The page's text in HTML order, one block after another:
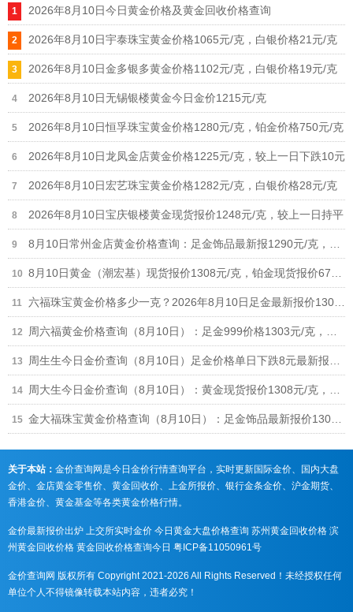
2026年8月10日今日黄金价格及黄金回收价格查询
2026年8月10日宇泰珠宝黄金价格1065元/克，白银价格21元/克
2026年8月10日金多银多黄金价格1102元/克，白银价格19元/克
2026年8月10日无锡银楼黄金今日金价1215元/克
2026年8月10日恒孚珠宝黄金价格1280元/克，铂金价格750元/克
2026年8月10日龙凤金店黄金价格1225元/克，较上一日下跌10元
2026年8月10日宏艺珠宝黄金价格1282元/克，白银价格28元/克
2026年8月10日宝庆银楼黄金现货报价1248元/克，较上一日持平
关于本站： 金价查询网是今日金价行情查询平台，实时更新国际金价、国内大盘
金价、金店黄金零售价、黄金回收价、上金所报价、银行金条金价、沪金期货、
香港金价、黄金基金等各类黄金价格行情。
金价最新报价出炉 上交所实时金价 今日黄金大盘价格查询 苏州黄金回收价格 滨
州黄金回收价格 黄金回收价格查询今日 粤ICP备11050961号
金价查询网 版权所有 Copyright 2021-2026 All Rights Reserved！未经授权任何
单位个人不得镜像转载本站内容，违者必究！